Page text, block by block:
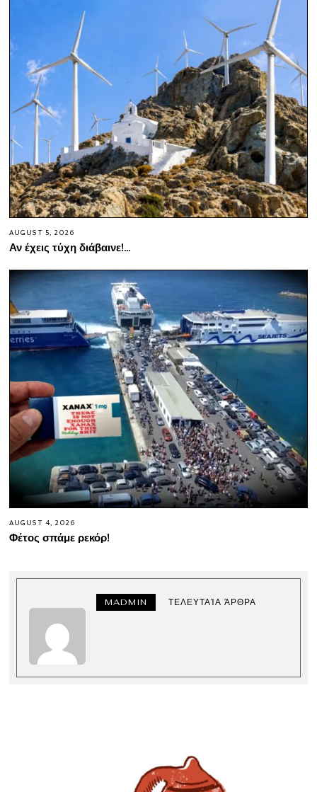
AUGUST 5, 2026
Αν έχεις τύχη διάβαινε!…
AUGUST 4, 2026
Φέτος σπάμε ρεκόρ!
MADMIN ΤΕΛΕΥΤΑΊΑ ΆΡΘΡΑ